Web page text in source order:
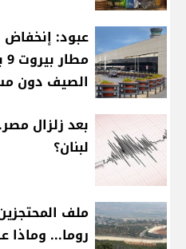
عبود: إنخفاض
الصيف دون
بعد زلزال
لبنان؟
ملف
روما... وماذا